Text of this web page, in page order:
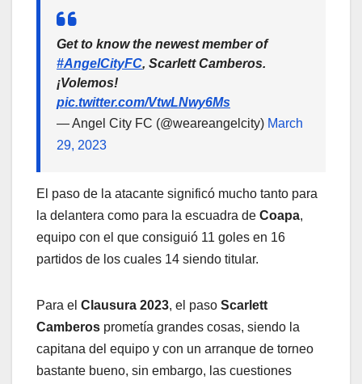
Get to know the newest member of
#AngelCityFC, Scarlett Camberos.
¡Volemos!
pic.twitter.com/VtwLNwy6Ms
— Angel City FC (@weareangelcity) March
29, 2023
El paso de la atacante significó mucho tanto para
la delantera como para la escuadra de Coapa,
equipo con el que consiguió 11 goles en 16
partidos de los cuales 14 siendo titular.
Para el Clausura 2023, el paso Scarlett
Camberos prometía grandes cosas, siendo la
capitana del equipo y con un arranque de torneo
bastante bueno, sin embargo, las cuestiones